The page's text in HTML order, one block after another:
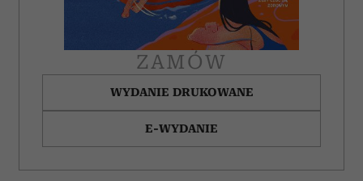
ZAMÓW
WYDANIE DRUKOWANE
E-WYDANIE